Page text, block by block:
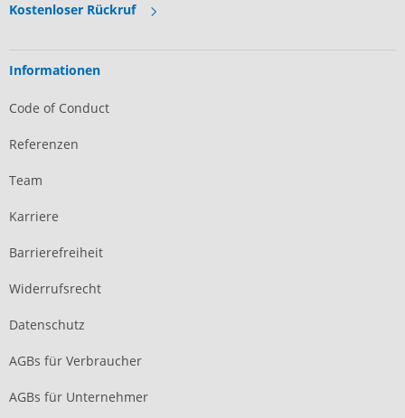
Kostenloser Rückruf
Informationen
Code of Conduct
Referenzen
Team
Karriere
Barrierefreiheit
Widerrufsrecht
Datenschutz
AGBs für Verbraucher
AGBs für Unternehmer